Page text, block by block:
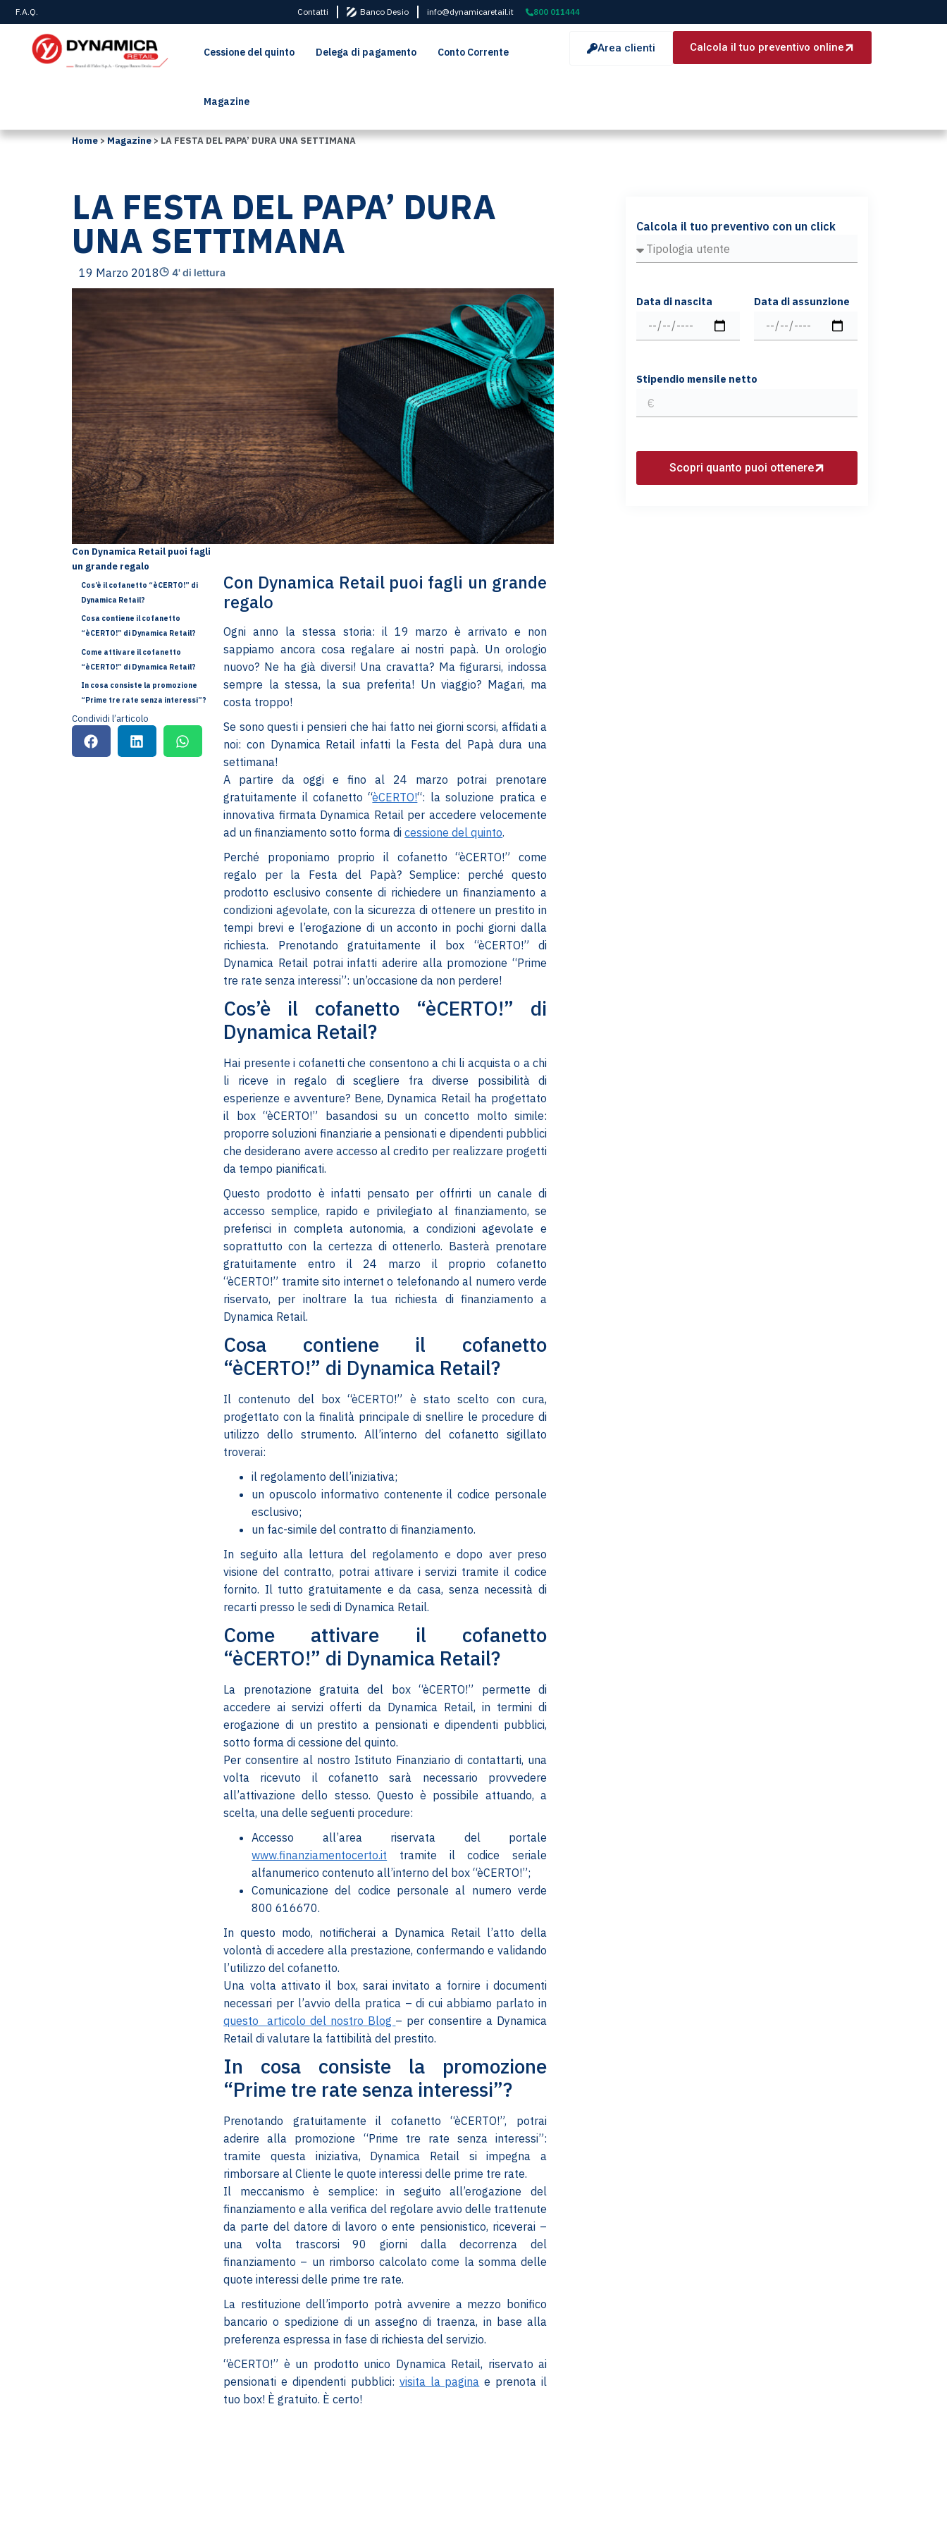
F.A.Q. Contatti Banco Desio info@dynamicaretail.it 800 011444
Cessione del quinto Delega di pagamento Conto Corrente
Magazine
Area clienti Calcola il tuo preventivo online
Home>Magazine>LA FESTA DEL PAPA’ DURA UNA SETTIMANA
LA FESTA DEL PAPA’ DURA
UNA SETTIMANA
19 Marzo 2018 4' di lettura
Con Dynamica Retail puoi fagli
un grande regalo
Cos’è il cofanetto “èCERTO!” di
Dynamica Retail?
Cosa contiene il cofanetto
“èCERTO!” di Dynamica Retail?
Come attivare il cofanetto
“èCERTO!” di Dynamica Retail?
In cosa consiste la promozione
“Prime tre rate senza interessi”?
Condividi l’articolo
Con Dynamica Retail puoi fagli un grande
regalo
Ogni anno la stessa storia: il 19 marzo è arrivato e non
sappiamo ancora cosa regalare ai nostri papà. Un orologio
nuovo? Ne ha già diversi! Una cravatta? Ma figurarsi, indossa
sempre la stessa, la sua preferita! Un viaggio? Magari, ma
costa troppo!
Se sono questi i pensieri che hai fatto nei giorni scorsi, affidati a
noi: con Dynamica Retail infatti la Festa del Papà dura una
settimana!
A partire da oggi e fino al 24 marzo potrai prenotare
gratuitamente il cofanetto “èCERTO!“: la soluzione pratica e
innovativa firmata Dynamica Retail per accedere velocemente
ad un finanziamento sotto forma dicessione del quinto.
Perché proponiamo proprio il cofanetto “èCERTO!” come
regalo per la Festa del Papà? Semplice: perché questo
prodotto esclusivo consente di richiedere un finanziamento a
condizioni agevolate, con la sicurezza di ottenere un prestito in
tempi brevi e l’erogazione di un acconto in pochi giorni dalla
richiesta. Prenotando gratuitamente il box “èCERTO!” di
Dynamica Retail potrai infatti aderire alla promozione “Prime
tre rate senza interessi”: un’occasione da non perdere!
Cos’è il cofanetto “èCERTO!” di
Dynamica Retail?
Hai presente i cofanetti che consentono a chi li acquista o a chi
li riceve in regalo di scegliere fra diverse possibilità di
esperienze e avventure? Bene, Dynamica Retail ha progettato
il box “èCERTO!” basandosi su un concetto molto simile:
proporre soluzioni finanziarie a pensionati e dipendenti pubblici
che desiderano avere accesso al credito per realizzare progetti
da tempo pianificati.
Questo prodotto è infatti pensato per offrirti un canale di
accesso semplice, rapido e privilegiato al finanziamento, se
preferisci in completa autonomia, a condizioni agevolate e
soprattutto con la certezza di ottenerlo. Basterà prenotare
gratuitamente entro il 24 marzo il proprio cofanetto
“èCERTO!” tramite sito internet o telefonando al numero verde
riservato, per inoltrare la tua richiesta di finanziamento a
Dynamica Retail.
Cosa contiene il cofanetto
“èCERTO!” di Dynamica Retail?
Il contenuto del box “èCERTO!” è stato scelto con cura,
progettato con la finalità principale di snellire le procedure di
utilizzo dello strumento. All’interno del cofanetto sigillato
troverai:
il regolamento dell’iniziativa;
un opuscolo informativo contenente il codice personale
esclusivo;
un fac-simile del contratto di finanziamento.
In seguito alla lettura del regolamento e dopo aver preso
visione del contratto, potrai attivare i servizi tramite il codice
fornito. Il tutto gratuitamente e da casa, senza necessità di
recarti presso le sedi di Dynamica Retail.
Come attivare il cofanetto
“èCERTO!” di Dynamica Retail?
La prenotazione gratuita del box “èCERTO!” permette di
accedere ai servizi offerti da Dynamica Retail, in termini di
erogazione di un prestito a pensionati e dipendenti pubblici,
sotto forma di cessione del quinto.
Per consentire al nostro Istituto Finanziario di contattarti, una
volta ricevuto il cofanetto sarà necessario provvedere
all’attivazione dello stesso. Questo è possibile attuando, a
scelta, una delle seguenti procedure:
Accesso all’area riservata del portale
www.finanziamentocerto.it tramite il codice seriale
alfanumerico contenuto all’interno del box “èCERTO!”;
Comunicazione del codice personale al numero verde
800 616670.
In questo modo, notificherai a Dynamica Retail l’atto della
volontà di accedere alla prestazione, confermando e validando
l’utilizzo del cofanetto.
Una volta attivato il box, sarai invitato a fornire i documenti
necessari per l’avvio della pratica – di cui abbiamo parlato in
questo articolo del nostro Blog – per consentire a Dynamica
Retail di valutare la fattibilità del prestito.
In cosa consiste la promozione
“Prime tre rate senza interessi”?
Prenotando gratuitamente il cofanetto “èCERTO!”, potrai
aderire alla promozione “Prime tre rate senza interessi”:
tramite questa iniziativa, Dynamica Retail si impegna a
rimborsare al Cliente le quote interessi delle prime tre rate.
Il meccanismo è semplice: in seguito all’erogazione del
finanziamento e alla verifica del regolare avvio delle trattenute
da parte del datore di lavoro o ente pensionistico, riceverai –
una volta trascorsi 90 giorni dalla decorrenza del
finanziamento – un rimborso calcolato come la somma delle
quote interessi delle prime tre rate.
La restituzione dell’importo potrà avvenire a mezzo bonifico
bancario o spedizione di un assegno di traenza, in base alla
preferenza espressa in fase di richiesta del servizio.
“èCERTO!” è un prodotto unico Dynamica Retail, riservato ai
pensionati e dipendenti pubblici: visita la pagina e prenota il
tuo box! È gratuito. È certo!
Calcola il tuo preventivo con un click
Data di nascita Data di assunzione
Stipendio mensile netto
Scopri quanto puoi ottenere